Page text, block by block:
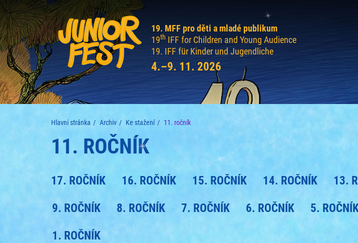
19. MFF pro děti a mladé publikum
19th IFF for Children and Young Audience
19. IFF für Kinder und Jugendliche
4.–9. 11. 2026
Hlavní stránka Archiv Ke stažení 11. ročník
11. ROČNÍK
17. ROČNÍK 16. ROČNÍK 15. ROČNÍK 14. ROČNÍK 13.
9. ROČNÍK 8. ROČNÍK 7. ROČNÍK 6. ROČNÍK 5.
1. ROČNÍK